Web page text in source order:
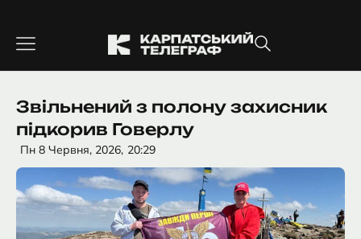
вмісту
Звільнений з полону захисник
підкорив Говерлу
Пн 8 Червня, 2026, 20:29